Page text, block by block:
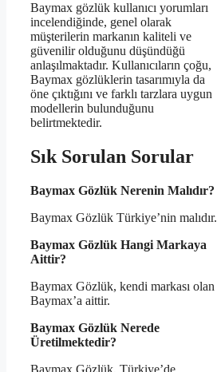
Baymax gözlük kullanıcı yorumları
incelendiğinde, genel olarak
müşterilerin markanın kaliteli ve
güvenilir olduğunu düşündüğü
anlaşılmaktadır. Kullanıcıların çoğu,
Baymax gözlüklerin tasarımıyla da
öne çıktığını ve farklı tarzlara uygun
modellerin bulunduğunu
belirtmektedir.
Sık Sorulan Sorular
Baymax Gözlük Nerenin Malıdır?
Baymax Gözlük Türkiye’nin malıdır.
Baymax Gözlük Hangi Markaya
Aittir?
Baymax Gözlük, kendi markası olan
Baymax’a aittir.
Baymax Gözlük Nerede
Üretilmektedir?
Baymax Gözlük, Türkiye’de